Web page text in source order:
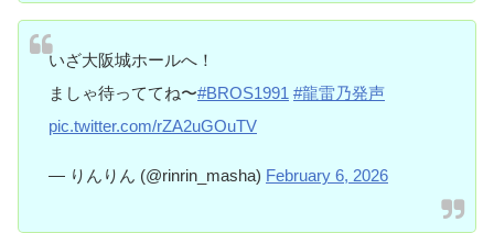
いざ大阪城ホールへ！
ましゃ待っててね〜#BROS1991 #龍雷乃発声
pic.twitter.com/rZA2uGOuTV
— りんりん (@rinrin_masha) February 6, 2026